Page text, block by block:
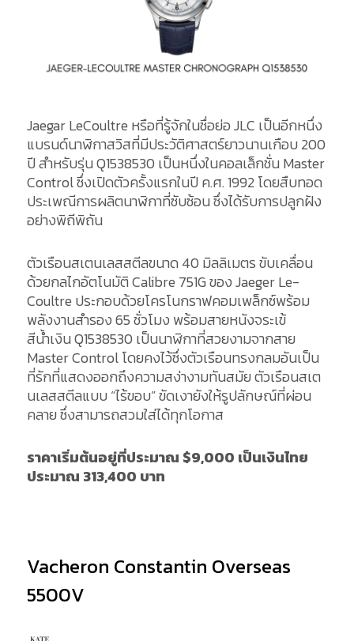
Jaegar LeCoultre หรือที่รู้จักในชื่อย่อ JLC เป็นอีกหนึ่ง
แบรนด์นาฬิกาสวิสที่มีประวัติศาสตร์ยาวนานเกือบ 200
ปี สำหรับรุ่น Q1538530 เป็นหนึ่งในคอลเล็กชั่น Master
Control ซึ่งเปิดตัวครั้งแรกในปี ค.ศ. 1992 โดยสืบทอด
ประเพณีการผลิตนาฬิกาที่ซับซ้อน ซึ่งได้รับการปลูกฝัง
อย่างพิถีพิถัน
ตัวเรือนสเตนเลสสตีลขนาด 40 มิลลิเมตร ขับเคลื่อน
ด้วยกลไกอัตโนมัติ Calibre 751G ของ Jaeger Le-
Coultre ประกอบด้วยโครโนกราฟคอมเพล็กซ์พร้อม
พลังงานสำรอง 65 ชั่วโมง พร้อมสายหนังจระเข้
สีน้ำเงิน Q1538530 เป็นนาฬิกาที่สวยงามจากสาย
Master Control โดยคงไว้ซึ่งตัวเรือนทรงกลมอันเป็น
ที่รักที่แสดงออกถึงความสง่างามทันสมัย ตัวเรือนสเต
นเลสสตีลแบบ “ไร้ขอบ” ขัดเงายังให้รูปลักษณ์ที่ผ่อน
คลาย ซึ่งสามารถสวมใส่ได้ทุกโอกาส
ราคาเริ่มต้นอยู่ที่ประมาณ $9,000 เป็นเงินไทย
ประมาณ 313,400 บาท
Vacheron Constantin Overseas
5500V